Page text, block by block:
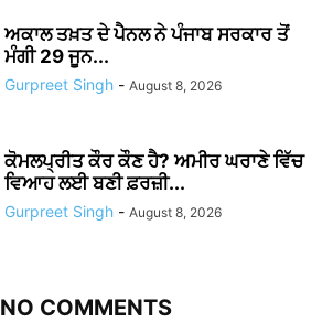
ਅਕਾਲ ਤਖ਼ਤ ਦੇ ਪੈਨਲ ਨੇ ਪੰਜਾਬ ਸਰਕਾਰ ਤੋਂ
ਮੰਗੀ 29 ਜੂਨ...
Gurpreet Singh - August 8, 2026
ਕੋਮਲਪ੍ਰੀਤ ਕੌਰ ਕੌਣ ਹੈ? ਅਮੀਰ ਘਰਾਣੇ ਵਿੱਚ
ਵਿਆਹ ਲਈ ਬਣੀ ਫ਼ਰਜ਼ੀ...
Gurpreet Singh - August 8, 2026
NO COMMENTS